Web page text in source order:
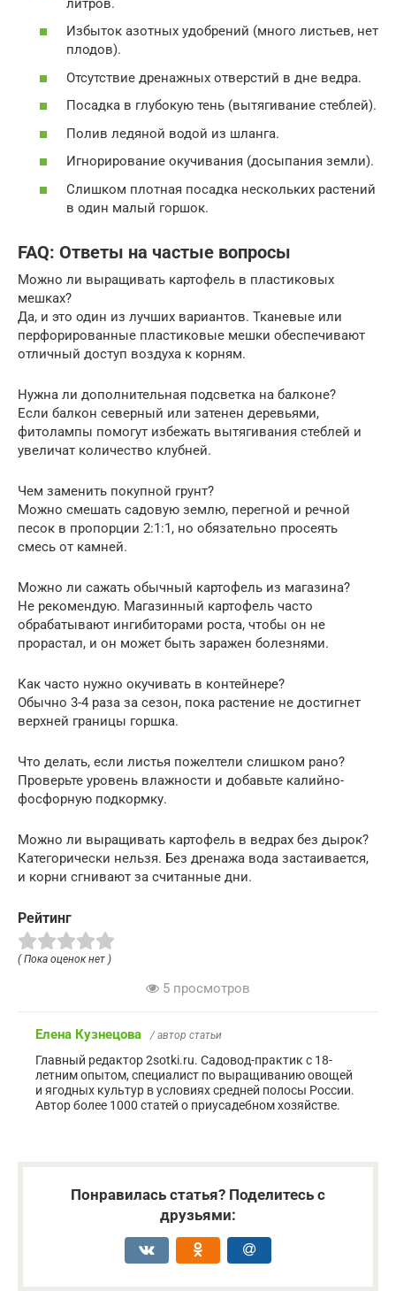
литров.
Избыток азотных удобрений (много листьев, нет
плодов).
Отсутствие дренажных отверстий в дне ведра.
Посадка в глубокую тень (вытягивание стеблей).
Полив ледяной водой из шланга.
Игнорирование окучивания (досыпания земли).
Слишком плотная посадка нескольких растений
в один малый горшок.
FAQ: Ответы на частые вопросы
Можно ли выращивать картофель в пластиковых
мешках?
Да, и это один из лучших вариантов. Тканевые или
перфорированные пластиковые мешки обеспечивают
отличный доступ воздуха к корням.
Нужна ли дополнительная подсветка на балконе?
Если балкон северный или затенен деревьями,
фитолампы помогут избежать вытягивания стеблей и
увеличат количество клубней.
Чем заменить покупной грунт?
Можно смешать садовую землю, перегной и речной
песок в пропорции 2:1:1, но обязательно просеять
смесь от камней.
Можно ли сажать обычный картофель из магазина?
Не рекомендую. Магазинный картофель часто
обрабатывают ингибиторами роста, чтобы он не
прорастал, и он может быть заражен болезнями.
Как часто нужно окучивать в контейнере?
Обычно 3-4 раза за сезон, пока растение не достигнет
верхней границы горшка.
Что делать, если листья пожелтели слишком рано?
Проверьте уровень влажности и добавьте калийно-
фосфорную подкормку.
Можно ли выращивать картофель в ведрах без дырок?
Категорически нельзя. Без дренажа вода застаивается,
и корни сгнивают за считанные дни.
Рейтинг
( Пока оценок нет )
5 просмотров
Елена Кузнецова / автор статьи
Главный редактор 2sotki.ru. Садовод-практик с 18-
летним опытом, специалист по выращиванию овощей
и ягодных культур в условиях средней полосы России.
Автор более 1000 статей о приусадебном хозяйстве.
Понравилась статья? Поделитесь с
друзьями: